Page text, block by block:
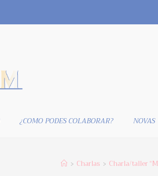
¿COMO PODES COLABORAR? NOVAS
> Charlas > Charla/taller